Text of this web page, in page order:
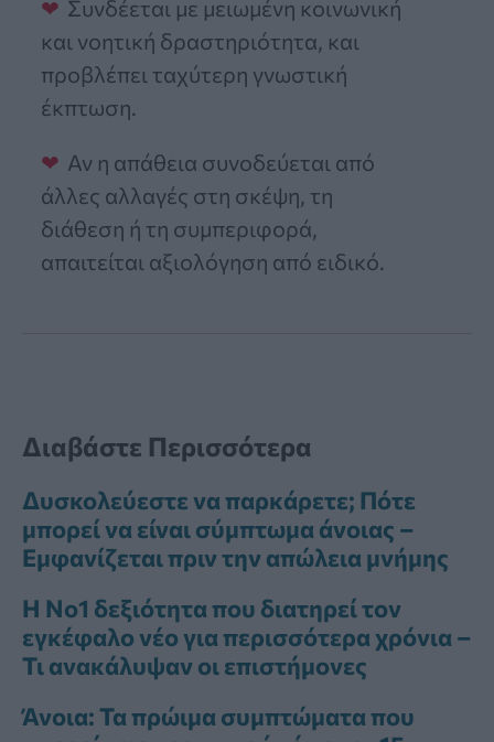
Συνδέεται με μειωμένη κοινωνική
και νοητική δραστηριότητα, και
προβλέπει ταχύτερη γνωστική
έκπτωση.
Αν η απάθεια συνοδεύεται από
άλλες αλλαγές στη σκέψη, τη
διάθεση ή τη συμπεριφορά,
απαιτείται αξιολόγηση από ειδικό.
Διαβάστε Περισσότερα
Δυσκολεύεστε να παρκάρετε; Πότε
μπορεί να είναι σύμπτωμα άνοιας –
Εμφανίζεται πριν την απώλεια μνήμης
Η Νο1 δεξιότητα που διατηρεί τον
εγκέφαλο νέο για περισσότερα χρόνια –
Τι ανακάλυψαν οι επιστήμονες
Άνοια: Τα πρώιμα συμπτώματα που